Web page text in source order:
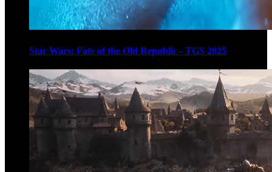
Star Wars: Fate of the Old Republic - TGS 2025